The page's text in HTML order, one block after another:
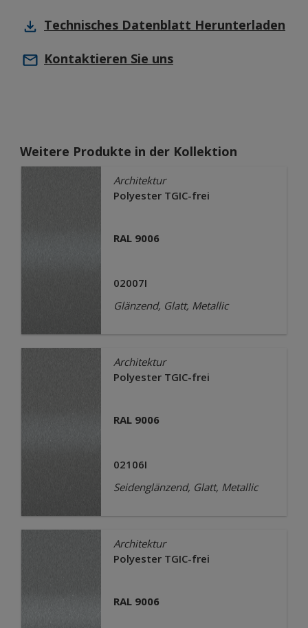
Technisches Datenblatt Herunterladen
Kontaktieren Sie uns
Weitere Produkte in der Kollektion
Architektur
Polyester TGIC-frei
RAL 9006
02007I
Glänzend, Glatt, Metallic
Architektur
Polyester TGIC-frei
RAL 9006
02106I
Seidenglänzend, Glatt, Metallic
Architektur
Polyester TGIC-frei
RAL 9006